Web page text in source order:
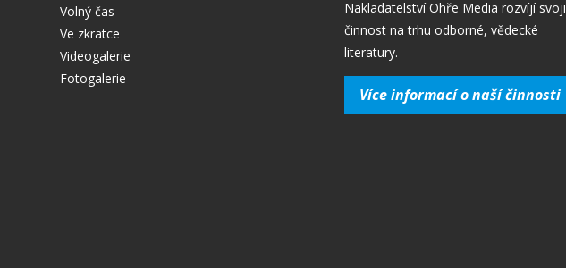
Volný čas
Ve zkratce
Videogalerie
Fotogalerie
Nakladatelství Ohře Media rozvíjí svoji
činnost na trhu odborné, vědecké
literatury.
Více informací o naší činnosti